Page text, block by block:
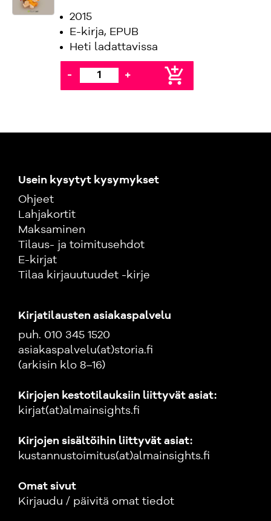
2015
E-kirja, EPUB
Heti ladattavissa
- + add_shopping_cart
Usein kysytyt kysymykset
Ohjeet
Lahjakortit
Maksaminen
Tilaus- ja toimitusehdot
E-kirjat
Tilaa kirjauutuudet -kirje
Kirjatilausten asiakaspalvelu
puh. 010 345 1520
asiakaspalvelu(at)storia.fi
(arkisin klo 8–16)
Kirjojen kestotilauksiin liittyvät asiat:
kirjat(at)almainsights.fi
Kirjojen sisältöihin liittyvät asiat:
kustannustoimitus(at)almainsights.fi
Omat sivut
Kirjaudu / päivitä omat tiedot